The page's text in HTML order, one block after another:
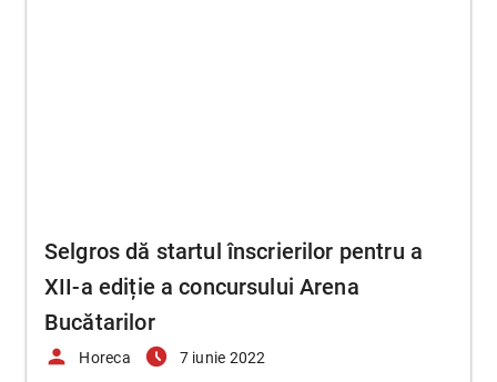
Selgros dă startul înscrierilor pentru a
XII-a ediție a concursului Arena
Bucătarilor
person Horeca access_time_filled 7 iunie 2022